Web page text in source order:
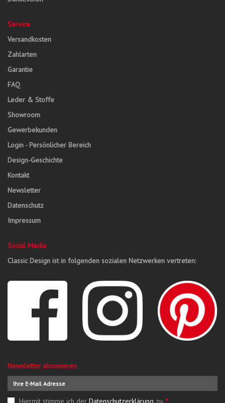
Service
Versandkosten
Zahlarten
Garantie
FAQ
Leder & Stoffe
Showroom
Gewerbekunden
Login - Persönlicher Bereich
Design-Geschichte
Kontakt
Newsletter
Datenschutz
Impressum
Social Media
Classic Design ist in folgenden sozialen Netzwerken vertreten:
Newsletter abonnieren
Hiermit stimme ich der Datenschutzerklärung zu. *